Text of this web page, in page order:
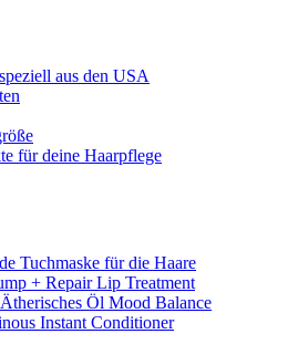
aus den USA
für deine Haarpflege
Tuchmaske für die Haare
+ Repair Lip Treatment
Öl Mood Balance
Instant Conditioner